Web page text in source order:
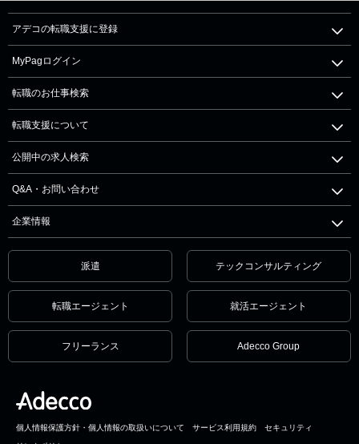
アデコの転職支援に登録
MyPagログイン
転職のお仕事検索
転職支援について
公開中の求人検索
Q&A・お問い合わせ
企業情報
派遣 テックコンサルティング
転職エージェント 就活エージェント
フリーランス Adecco Group
個人情報保護方針・個人情報の取扱いについて サービス利用規約 セキュリティ